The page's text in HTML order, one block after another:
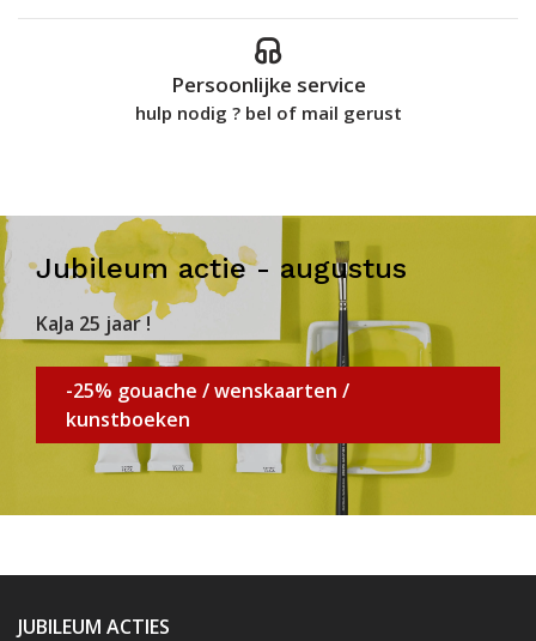
Persoonlijke service
hulp nodig ? bel of mail gerust
Jubileum actie - augustus
KaJa 25 jaar !
-25% gouache / wenskaarten /
kunstboeken
JUBILEUM ACTIES